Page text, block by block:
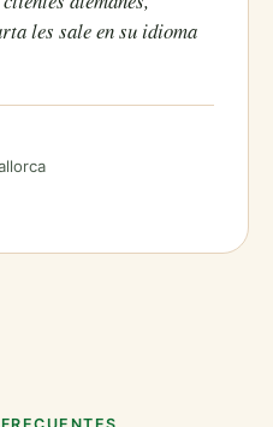
les sale en su idioma